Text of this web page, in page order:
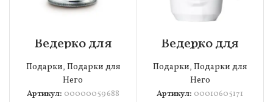
Ведерко для
льда 14см
Schiavon
Империал,
серебро 925пр,
00000059688
Подарки, Подарки для
Него
Артикул: 00000059688
Ведерко для
льда Sieger by
Furstenberg
Прометей 20 см,
фарфор,
00010605171
Подарки,Подарки для
Него
Артикул: 00010605171